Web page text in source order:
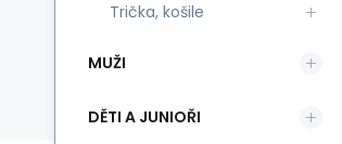
Trička, košile
MUŽI
DĚTI A JUNIOŘI